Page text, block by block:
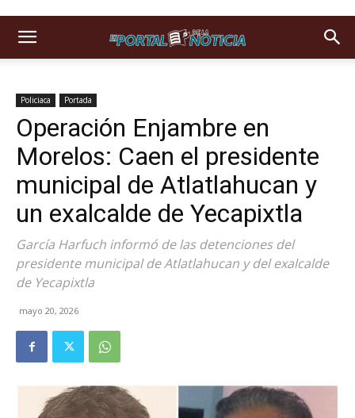
Policiaca Portada
Operación Enjambre en
Morelos: Caen el presidente
municipal de Atlatlahucan y
un exalcalde de Yecapixtla
García Harfuch informó de las detenciones del
presidente municipal de Atlatlahucan y del exalcalde
de Yecapixtla
mayo 20, 2026